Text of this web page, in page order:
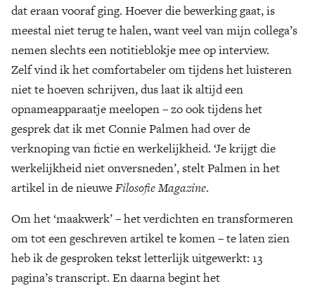
dat eraan vooraf ging. Hoever die bewerking gaat, is
meestal niet terug te halen, want veel van mijn collega’s
nemen slechts een notitieblokje mee op interview.
Zelf vind ik het comfortabeler om tijdens het luisteren
niet te hoeven schrijven, dus laat ik altijd een
opnameapparaatje meelopen – zo ook tijdens het
gesprek dat ik met Connie Palmen had over de
verknoping van fictie en werkelijkheid. ‘Je krijgt die
werkelijkheid niet onversneden’, stelt Palmen in het
artikel in de nieuweFilosofie Magazine.
Om het ‘maakwerk’ – het verdichten en transformeren
om tot een geschreven artikel te komen – te laten zien
heb ik de gesproken tekst letterlijk uitgewerkt: 13
pagina’s transcript. En daarna begint het